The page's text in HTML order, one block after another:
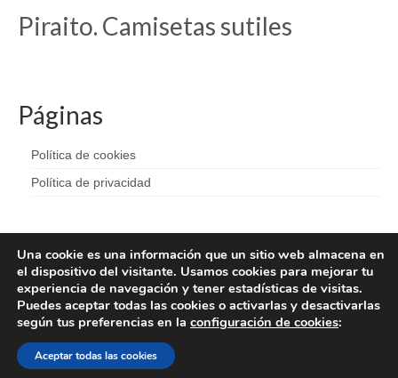
Piraito. Camisetas sutiles
Páginas
Política de cookies
Política de privacidad
© 2026 Piraita - WordPress Theme by
Una cookie es una información que un sitio web almacena en
el dispositivo del visitante. Usamos cookies para mejorar tu
experiencia de navegación y tener estadísticas de visitas.
Puedes aceptar todas las cookies o activarlas y desactivarlas
según tus preferencias en la configuración de cookies:
Aceptar todas las cookies